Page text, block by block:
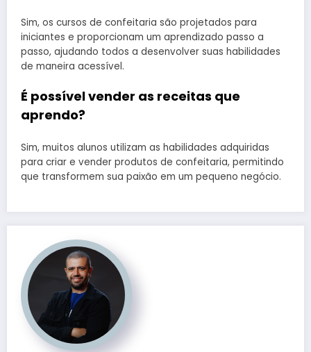
Sim, os cursos de confeitaria são projetados para
iniciantes e proporcionam um aprendizado passo a
passo, ajudando todos a desenvolver suas habilidades
de maneira acessível.
É possível vender as receitas que
aprendo?
Sim, muitos alunos utilizam as habilidades adquiridas
para criar e vender produtos de confeitaria, permitindo
que transformem sua paixão em um pequeno negócio.